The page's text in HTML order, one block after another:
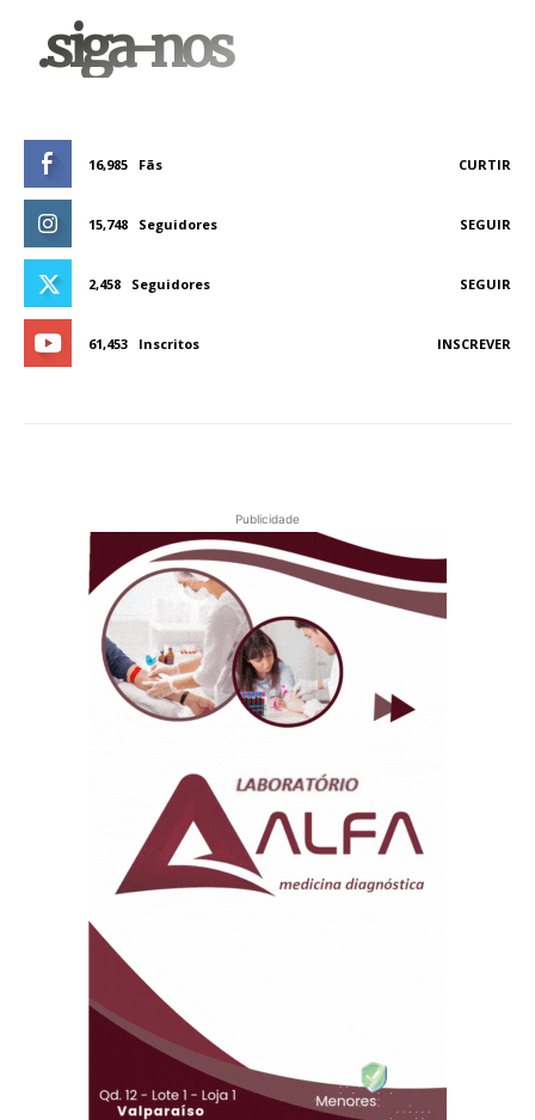
.siga-nos
16,985 Fãs CURTIR
15,748 Seguidores SEGUIR
2,458 Seguidores SEGUIR
61,453 Inscritos INSCREVER
Publicidade